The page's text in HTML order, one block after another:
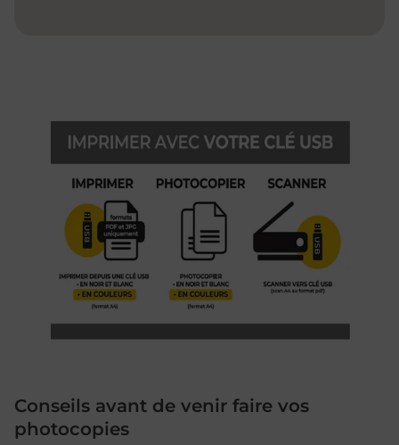
Conseils avant de venir faire vos
photocopies